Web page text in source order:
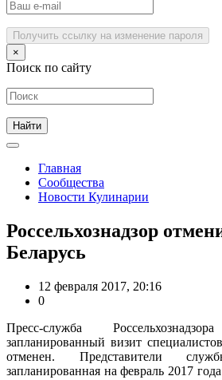
Получить ссылку на изменение пароля
×
Поиск по сайту
Главная
Сообщества
Новости Кулинарии
Россельхознадзор
Беларусь
12 февраля 2017, 20:16
0
Пресс-служба
запланированный визит
отменен. Представители
запланированная на февраль 2017